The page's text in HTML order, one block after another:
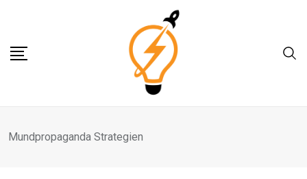
content
Mundpropaganda Strategien